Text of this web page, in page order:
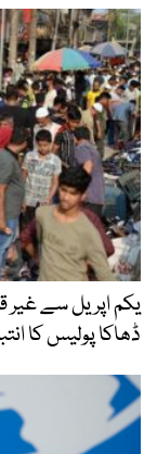
یکم اپریل سے غیر
ڈھاکا پولیس کا